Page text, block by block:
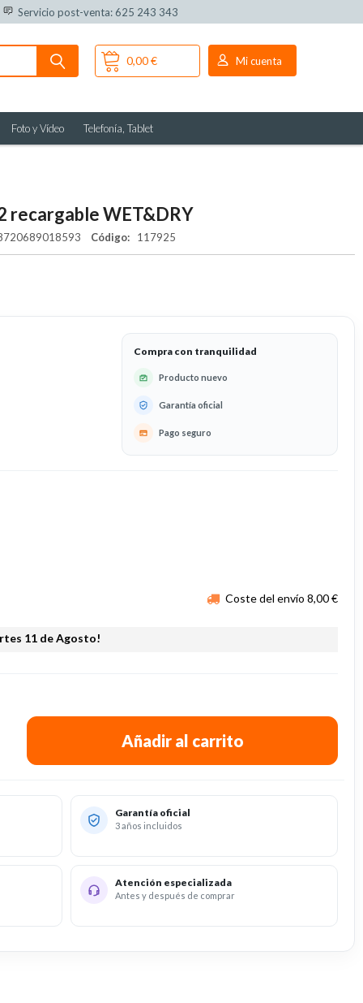
Servicio post-venta: 625 243 343
0,00 € Mi cuenta
Foto y Vídeo Telefonía, Tablet
recargable WET&DRY
Código: 117925
Compra con tranquilidad
Producto nuevo
Garantía oficial
Pago seguro
Coste del envío 8,00 €
11 de Agosto!
Garantía oficial
3 años incluidos
Atención especializada
Antes y después de comprar